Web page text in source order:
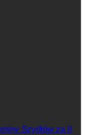
Szydłów za II